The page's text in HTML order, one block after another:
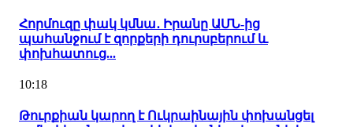
Հորմուզը փակ կմնա․ Իրանը ԱՄՆ-ից
պահանջում է զորքերի դուրսբերում և
փոխհատուց...
10:18
Թուրքիան կարող է Ուկրաինային փոխանցել